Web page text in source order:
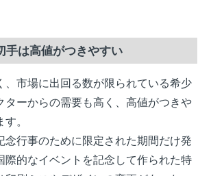
手は高値がつきやすい
、市場に出回る数が限られている希少
ターからの需要も高く、高値がつきや
。
念行事のために限定された期間だけ発
際的なイベントを記念して作られた特